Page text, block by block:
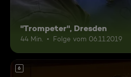
"Trompeter", Dresden
44 Min. Folge vom 06.11.2019
6